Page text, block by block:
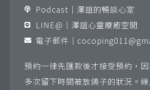
Podcast｜澤誼的暢談心室
LINE@｜澤誼心靈療癒空間
電子郵件｜
預約一律先匯款後才接受預約，
多次留下時間被放鴿子的狀況。